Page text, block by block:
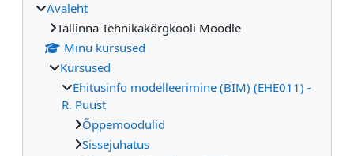
Avaleht
Tallinna Tehnikakõrgkooli Moodle
Minu kursused
Kursused
Ehitusinfo modelleerimine (BIM) (EHE011) -
R. Puust
Õppemoodulid
Sissejuhatus